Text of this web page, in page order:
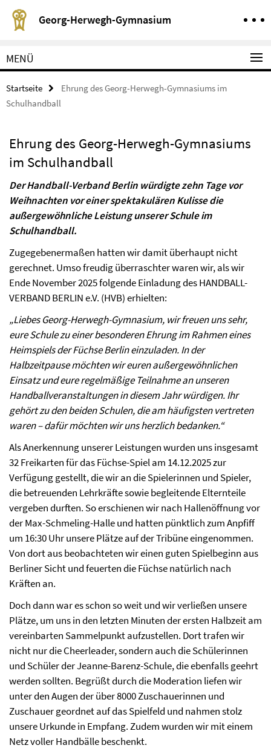
Springe direkt zu Inhalt
Georg-Herwegh-Gymnasium
Service-Navigation
MENÜ
Startseite
Ehrung des Georg-Herwegh-Gymnasiums im
Schulhandball
Ehrung des Georg-Herwegh-Gymnasiums
im Schulhandball
Der Handball-Verband Berlin würdigte zehn Tage vor
Weihnachten vor einer spektakulären Kulisse die
außergewöhnliche Leistung unserer Schule im
Schulhandball.
Zugegebenermaßen hatten wir damit überhaupt nicht
gerechnet. Umso freudig überraschter waren wir, als wir
Ende November 2025 folgende Einladung des HANDBALL-
VERBAND BERLIN e.V. (HVB) erhielten:
„Liebes Georg-Herwegh-Gymnasium, wir freuen uns sehr,
eure Schule zu einer besonderen Ehrung im Rahmen eines
Heimspiels der Füchse Berlin einzuladen. In der
Halbzeitpause möchten wir euren außergewöhnlichen
Einsatz und eure regelmäßige Teilnahme an unseren
Handballveranstaltungen in diesem Jahr würdigen. Ihr
gehört zu den beiden Schulen, die am häufigsten vertreten
waren – dafür möchten wir uns herzlich bedanken.“
Als Anerkennung unserer Leistungen wurden uns insgesamt
32 Freikarten für das Füchse-Spiel am 14.12.2025 zur
Verfügung gestellt, die wir an die Spielerinnen und Spieler,
die betreuenden Lehrkräfte sowie begleitende Elternteile
vergeben durften. So erschienen wir nach Hallenöffnung vor
der Max-Schmeling-Halle und hatten pünktlich zum Anpfiff
um 16:30 Uhr unsere Plätze auf der Tribüne eingenommen.
Von dort aus beobachteten wir einen guten Spielbeginn aus
Berliner Sicht und feuerten die Füchse natürlich nach
Kräften an.
Doch dann war es schon so weit und wir verließen unsere
Plätze, um uns in den letzten Minuten der ersten Halbzeit am
vereinbarten Sammelpunkt aufzustellen. Dort trafen wir
nicht nur die Cheerleader, sondern auch die Schülerinnen
und Schüler der Jeanne-Barenz-Schule, die ebenfalls geehrt
werden sollten. Begrüßt durch die Moderation liefen wir
unter den Augen der über 8000 Zuschauerinnen und
Zuschauer geordnet auf das Spielfeld und nahmen stolz
unsere Urkunde in Empfang. Zudem wurden wir mit einem
Netz voller Handbälle beschenkt.